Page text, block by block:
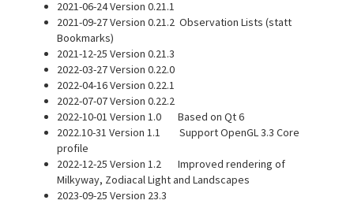
2021-06-24 Version 0.21.1
2021-09-27 Version 0.21.2 Observation Lists (statt
Bookmarks)
2021-12-25 Version 0.21.3
2022-03-27 Version 0.22.0
2022-04-16 Version 0.22.1
2022-07-07 Version 0.22.2
2022-10-01 Version 1.0 Based on Qt 6
2022.10-31 Version 1.1 Support OpenGL 3.3 Core
profile
2022-12-25 Version 1.2 Improved rendering of
Milkyway, Zodiacal Light and Landscapes
2023-09-25 Version 23.3